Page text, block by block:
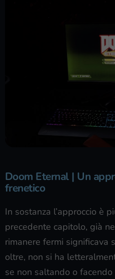
Doom Eternal | Un
frenetico
In sostanza l’approccio è
precedente capitolo, già
rimanere fermi significava
oltre, non si ha
se non saltando o